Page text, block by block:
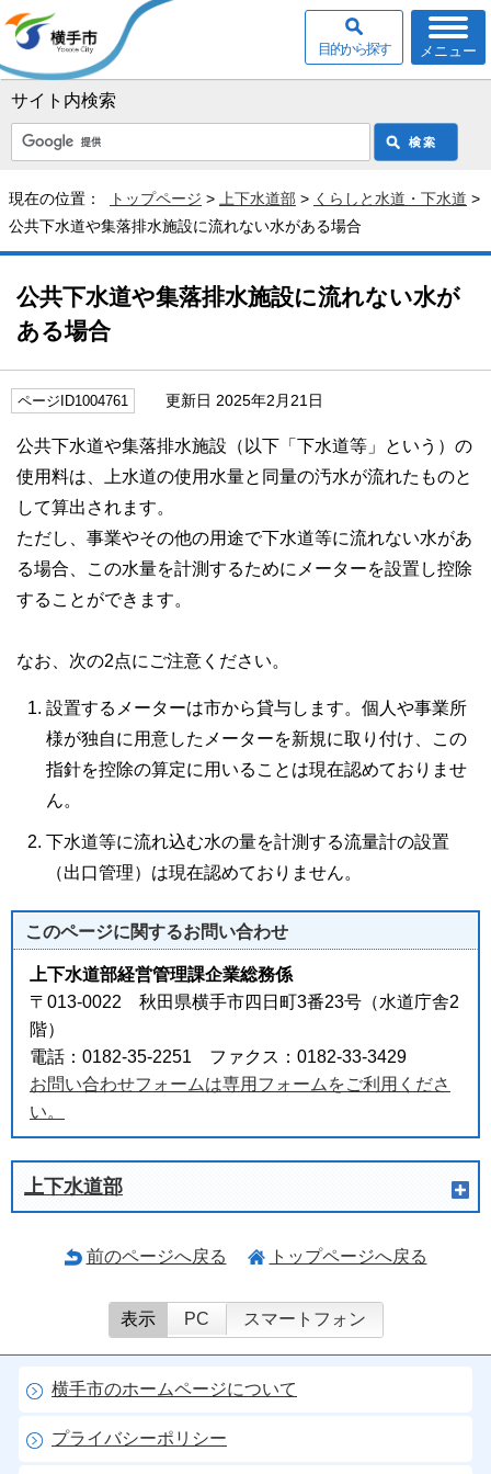
サイト内検索
メニュー
目的から探す
現在の位置： トップページ > 上下水道部 > くらしと水道・下水道 >
公共下水道や集落排水施設に流れない水がある場合
公共下水道や集落排水施設に流れない水が
ある場合
ページID1004761 更新日 2025年2月21日
公共下水道や集落排水施設（以下「下水道等」という）の
使用料は、上水道の使用水量と同量の汚水が流れたものと
して算出されます。
ただし、事業やその他の用途で下水道等に流れない水があ
る場合、この水量を計測するためにメーターを設置し控除
することができます。
なお、次の2点にご注意ください。
設置するメーターは市から貸与します。個人や事業所
様が独自に用意したメーターを新規に取り付け、この
指針を控除の算定に用いることは現在認めておりませ
ん。
下水道等に流れ込む水の量を計測する流量計の設置
（出口管理）は現在認めておりません。
このページに関するお問い合わせ
上下水道部経営管理課企業総務係
〒013-0022 秋田県横手市四日町3番23号（水道庁舎2
階）
電話：0182-35-2251 ファクス：0182-33-3429
お問い合わせフォームは専用フォームをご利用くださ
い。
上下水道部
前のページへ戻る トップページへ戻る
表示 PC スマートフォン
横手市のホームページについて
プライバシーポリシー